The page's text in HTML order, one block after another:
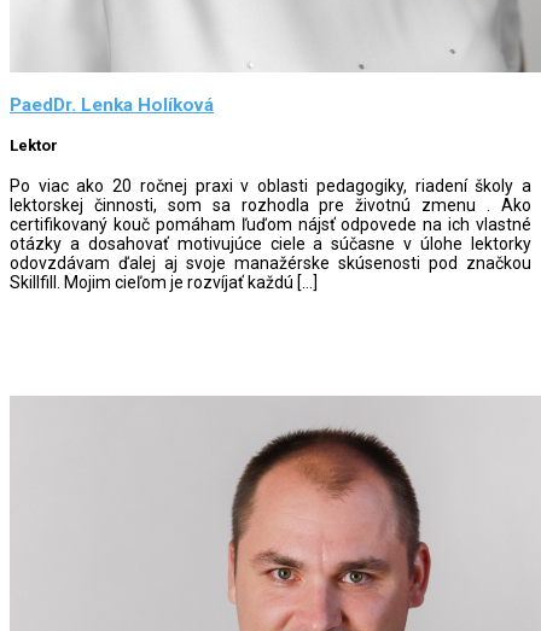
PaedDr. Lenka Holíková
Lektor
Po viac ako 20 ročnej praxi v oblasti pedagogiky, riadení školy a
lektorskej činnosti, som sa rozhodla pre životnú zmenu . Ako
certifikovaný kouč pomáham ľuďom nájsť odpovede na ich vlastné
otázky a dosahovať motivujúce ciele a súčasne v úlohe lektorky
odovzdávam ďalej aj svoje manažérske skúsenosti pod značkou
Skillfill. Mojim cieľom je rozvíjať každú […]